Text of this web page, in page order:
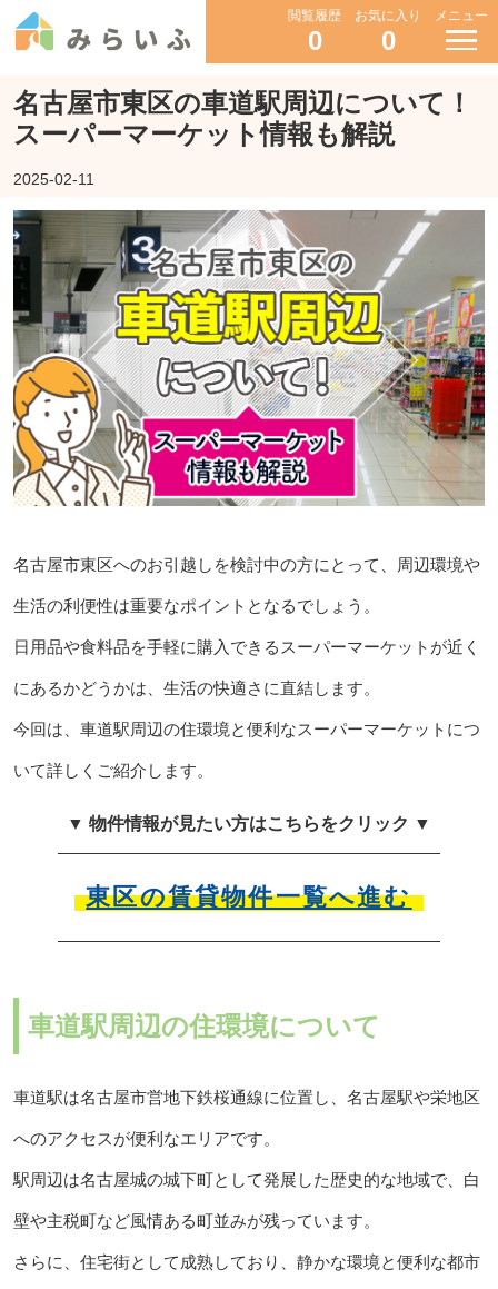
閲覧履歴
0
お気に入り
0
メニュー
名古屋市東区の車道駅周辺について！
スーパーマーケット情報も解説
2025-02-11
名古屋市東区へのお引越しを検討中の方にとって、周辺環境や
生活の利便性は重要なポイントとなるでしょう。
日用品や食料品を手軽に購入できるスーパーマーケットが近く
にあるかどうかは、生活の快適さに直結します。
今回は、車道駅周辺の住環境と便利なスーパーマーケットにつ
いて詳しくご紹介します。
▼ 物件情報が見たい方はこちらをクリック ▼
東区の賃貸物件一覧へ進む
車道駅周辺の住環境について
車道駅は名古屋市営地下鉄桜通線に位置し、名古屋駅や栄地区
へのアクセスが便利なエリアです。
駅周辺は名古屋城の城下町として発展した歴史的な地域で、白
壁や主税町など風情ある町並みが残っています。
さらに、住宅街として成熟しており、静かな環境と便利な都市